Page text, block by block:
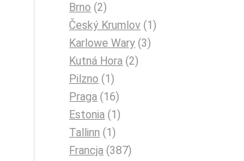
Brno (2)
Český Krumlov (1)
Karlowe Wary (3)
Kutná Hora (2)
Pilzno (1)
Praga (16)
Estonia (1)
Tallinn (1)
Francja (387)